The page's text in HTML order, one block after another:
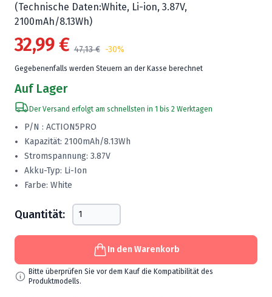
(Technische Daten:White, Li-ion, 3.87V,
2100mAh/8.13Wh)
32,99 € 47,13 € -30%
Gegebenenfalls werden Steuern an der Kasse berechnet
Auf Lager
Der Versand erfolgt am schnellsten in 1 bis 2 Werktagen
P/N : ACTION5PRO
Kapazität: 2100mAh/8.13Wh
Stromspannung: 3.87V
Akku-Typ: Li-Ion
Farbe: White
Quantität:
In den Warenkorb
Bitte überprüfen Sie vor dem Kauf die Kompatibilität des
Produktmodells.